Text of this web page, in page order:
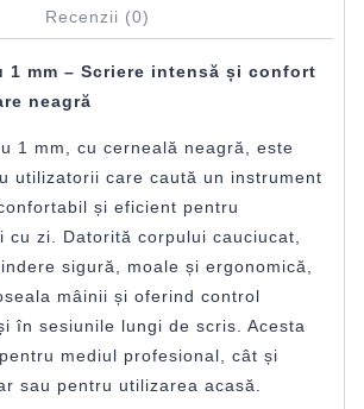
Recenzii (0)
1 mm – Scriere intensă și confort
neagră
1 mm, cu cerneală neagră, este
utilizatorii care caută un instrument
și eficient pentru
cu zi. Datorită corpului cauciucat,
sigură, moale și ergonomică,
mâinii și oferind control
în sesiunile lungi de scris. Acesta
mediul profesional, cât și
sau pentru utilizarea acasă.